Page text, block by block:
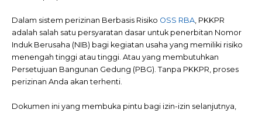
Dalam sistem perizinan Berbasis Risiko OSS RBA, PKKPR
adalah salah satu persyaratan dasar untuk penerbitan Nomor
Induk Berusaha (NIB) bagi kegiatan usaha yang memiliki risiko
menengah tinggi atau tinggi. Atau yang membutuhkan
Persetujuan Bangunan Gedung (PBG). Tanpa PKKPR, proses
perizinan Anda akan terhenti.
Dokumen ini yang membuka pintu bagi izin-izin selanjutnya,